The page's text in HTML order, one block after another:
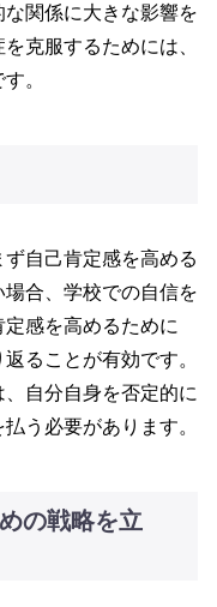
関係に大きな影響を
克服するためには、
。
自己肯定感を高める
合、学校での自信を
感を高めるために
ることが有効です。
自分自身を否定的に
う必要があります。
の戦略を立